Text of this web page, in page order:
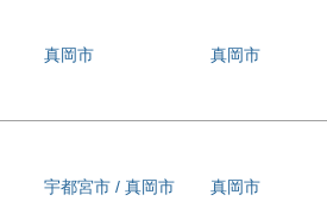
真岡市 真岡市
宇都宮市 / 真岡市 真岡市